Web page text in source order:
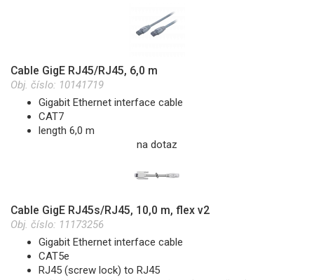
Cable GigE RJ45/RJ45, 6,0 m
Obj. číslo: 10141719
Gigabit Ethernet interface cable
CAT7
length 6,0 m
na dotaz
Cable GigE RJ45s/RJ45, 10,0 m, flex v2
Obj. číslo: 11173256
Gigabit Ethernet interface cable
CAT5e
RJ45 (screw lock) to RJ45